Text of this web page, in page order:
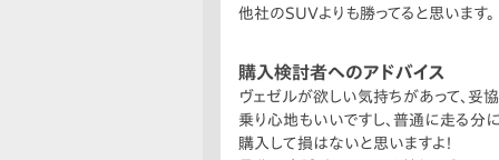
他社のSUVよりも勝ってると思います。
購入検討者へのアドバイス
ヴェゼルが欲しい気持ちがあって、妥
乗り心地もいいですし、普通に走る分
購入して損はないと思いますよ！